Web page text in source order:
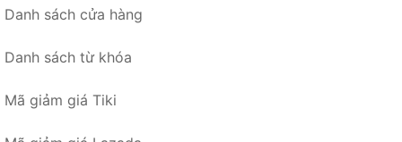
Danh sách cửa hàng
Danh sách từ khóa
Mã giảm giá Tiki